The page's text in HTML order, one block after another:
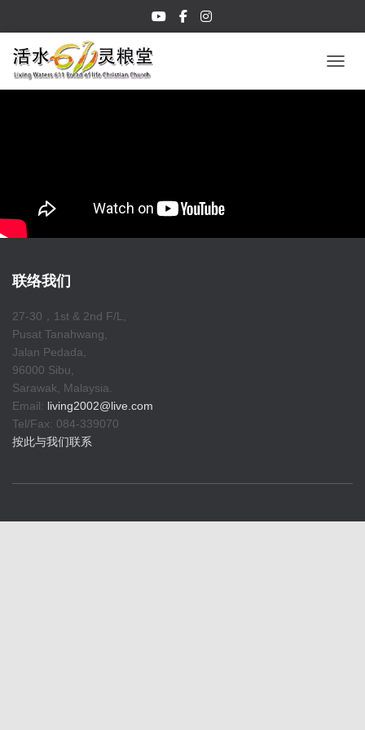
联络我们
27-30，1st & 2nd F/L,
Pusat Tanahwang,
Jalan Pedada,
96000 Sibu,
Sarawak, Malaysia.
Email: living2002@live.com
Tel/Fax: 084-339070
按此与我们联系